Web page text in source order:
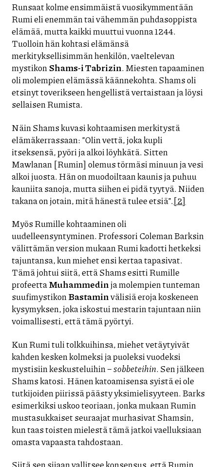
Runsaat kolme ensimmäistä vuosikymmentään
Rumi eli enemmän tai vähemmän puhdasoppista
elämää, mutta kaikki muuttui vuonna 1244.
Tuolloin hän kohtasi elämänsä
merkityksellisimmän henkilön, vaeltelevan
mystikonShams-i Tabrizin. Miesten tapaaminen
oli molempien elämässä käännekohta. Shams oli
etsinyt toverikseen hengellistä vertaistaan ja löysi
sellaisen Rumista.
Näin Shams kuvasi kohtaamisen merkitystä
elämäkerrassaan: ”Olin vettä, joka kupli
itseksensä, pyöri ja alkoi löyhkätä. Sitten
Mawlanan [Rumin] olemus törmäsi minuun ja vesi
alkoi juosta. Hän on muodoiltaan kaunis ja puhuu
kauniita sanoja, mutta siihen ei pidä tyytyä. Niiden
takana on jotain, mitä hänestä tulee etsiä”.[2]
Myös Rumille kohtaaminen oli
uudelleensyntyminen. Professori Coleman Barksin
välittämän version mukaan Rumi kadotti hetkeksi
tajuntansa, kun miehet ensi kertaa tapasivat.
Tämä johtui siitä, että Shams esitti Rumille
profeettaMuhammedinja molempien tunteman
suufimystikonBastaminvälisiä eroja koskeneen
kysymyksen, joka iskostui mestarin tajuntaan niin
voimallisesti, että tämä pyörtyi.
Kun Rumi tuli tolkkuihinsa, miehet vetäytyivät
kahden kesken kolmeksi ja puoleksi vuodeksi
mystisiin keskusteluihin –sobbeteihin. Sen jälkeen
Shams katosi. Hänen katoamisensa syistä ei ole
tutkijoiden piirissä päästy yksimielisyyteen. Barks
esimerkiksi uskoo teoriaan, jonka mukaan Rumin
mustasukkaiset seuraajat murhasivat Shamsin,
kun taas toisten mielestä tämä jatkoi vaelluksiaan
omasta vapaasta tahdostaan.